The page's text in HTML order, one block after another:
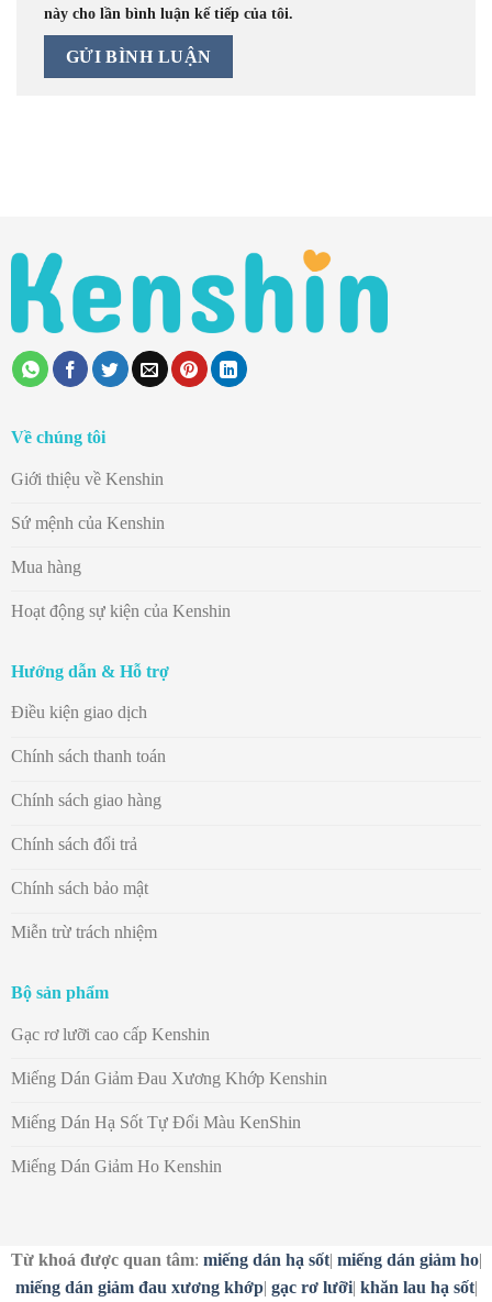
này cho lần bình luận kế tiếp của tôi.
Về chúng tôi
Giới thiệu về Kenshin
Sứ mệnh của Kenshin
Mua hàng
Hoạt động sự kiện của Kenshin
Hướng dẫn & Hỗ trợ
Điều kiện giao dịch
Chính sách thanh toán
Chính sách giao hàng
Chính sách đổi trả
Chính sách bảo mật
Miễn trừ trách nhiệm
Bộ sản phẩm
Gạc rơ lưỡi cao cấp Kenshin
Miếng Dán Giảm Đau Xương Khớp Kenshin
Miếng Dán Hạ Sốt Tự Đổi Màu KenShin
Miếng Dán Giảm Ho Kenshin
Từ khoá được quan tâm: miếng dán hạ sốt| miếng dán giảm ho|
miếng dán giảm đau xương khớp| gạc rơ lưỡi| khăn lau hạ sốt|